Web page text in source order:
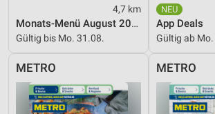
4,7 km
Monats-Menü August 2026
Gültig bis Mo. 31.08.
App Deals
Gültig ab
METRO METRO
Entwicklung und Verbesserung der Angebote
Verwendung reduzierter Daten zur Auswahl
Inhalten
IAB-Besonderheiten:
Verwendung genauer Standortdaten